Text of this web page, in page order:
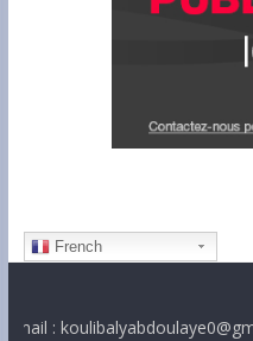
French